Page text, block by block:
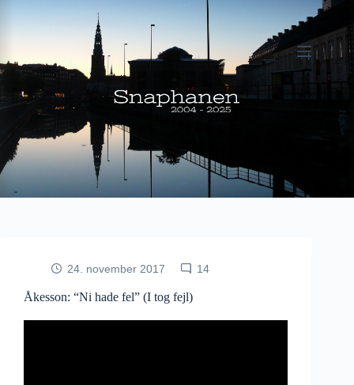
24. november 2017 14
Åkesson: “Ni hade fel” (I tog fejl)